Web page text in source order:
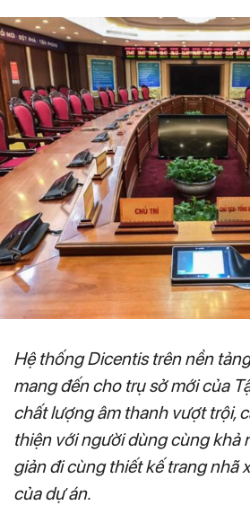
Hệ thống Dicentis trên nền
mang đến cho trụ sở mới của
chất lượng âm thanh vượt trội,
thiện với người dùng cùng khả
giản đi cùng thiết kế trang nhã
của dự án.